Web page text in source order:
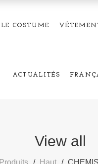
LE COSTUME
ACTUALITÉS
View all
Produits Haut